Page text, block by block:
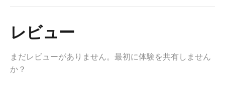
レビュー
まだレビューがありません。最初に体験を共有しません
か？